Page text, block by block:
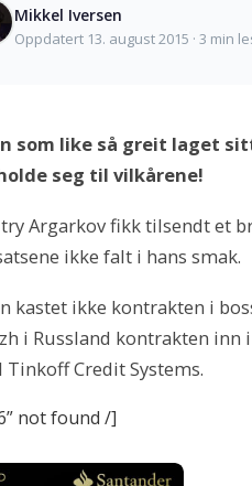
Mikkel Iversen
Oppdatert 13. august 2015 · 3 min
som like så greit laget
seg til vilkårene!
Argarkov fikk tilsendt et
ikke falt i hans smak.
kastet ikke kontrakten i
i Russland kontrakten inn
Credit Systems.
not found /]